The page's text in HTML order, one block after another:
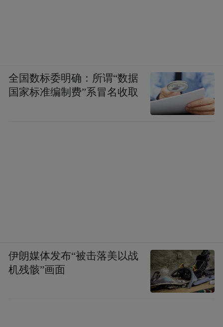
全国数标委明确：所谓“数据
国家标准编制费”系冒名收取
伊朗媒体发布“被击落美以战
机残骸”画面